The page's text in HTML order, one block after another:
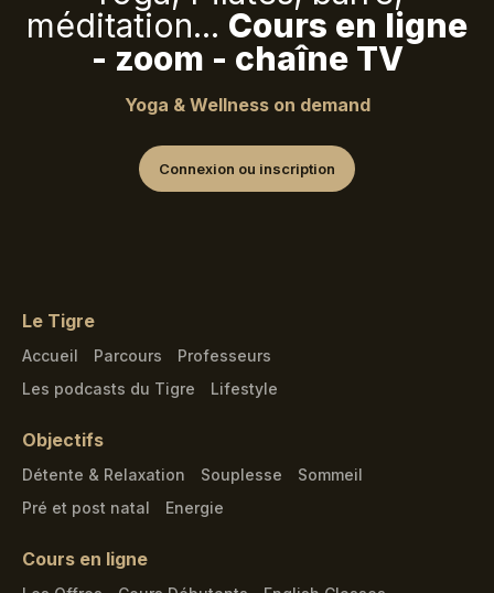
méditation... Cours en ligne
- zoom - chaîne TV
Yoga & Wellness on demand
Connexion ou inscription
Le Tigre
Accueil Parcours
Professeurs
Les podcasts du Tigre
Lifestyle
Objectifs
Détente & Relaxation Souplesse
Sommeil
Pré et post natal
Energie
Cours en ligne